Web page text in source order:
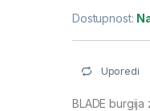
Dostupnost:
Uporedi
BLADE